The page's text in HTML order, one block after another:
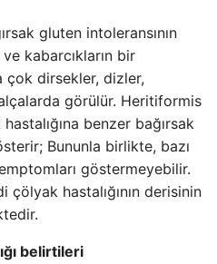
gluten intoleransının
kabarcıkların bir
çok dirsekler, dizler,
görülür. Heritiformis
benzer bağırsak
Bununla birlikte, bazı
göstermeyebilir.
hastalığının derisinin
belirtileri